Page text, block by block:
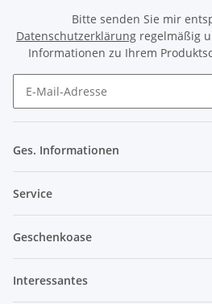
Bitte senden Sie mir
Datenschutzerklärung regelmäßig
Informationen zu Ihrem
Ges. Informationen
Service
Geschenkoase
Interessantes